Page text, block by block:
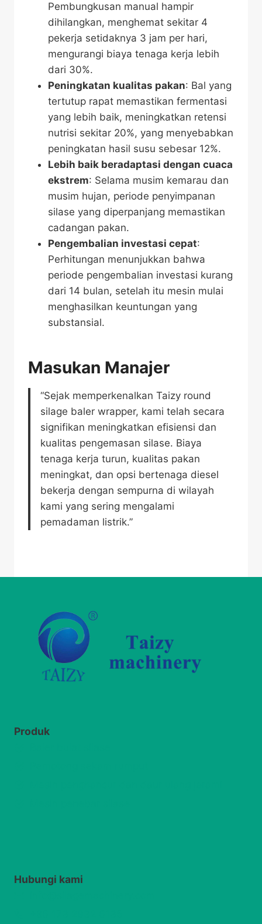
Pembungkusan manual hampir
dihilangkan, menghemat sekitar 4
pekerja setidaknya 3 jam per hari,
mengurangi biaya tenaga kerja lebih
dari 30%.
Peningkatan kualitas pakan: Bal yang
tertutup rapat memastikan fermentasi
yang lebih baik, meningkatkan retensi
nutrisi sekitar 20%, yang menyebabkan
peningkatan hasil susu sebesar 12%.
Lebih baik beradaptasi dengan cuaca
ekstrem: Selama musim kemarau dan
musim hujan, periode penyimpanan
silase yang diperpanjang memastikan
cadangan pakan.
Pengembalian investasi cepat:
Perhitungan menunjukkan bahwa
periode pengembalian investasi kurang
dari 14 bulan, setelah itu mesin mulai
menghasilkan keuntungan yang
substansial.
Masukan Manajer
“Sejak memperkenalkan Taizy round
silage baler wrapper, kami telah secara
signifikan meningkatkan efisiensi dan
kualitas pengemasan silase. Biaya
tenaga kerja turun, kualitas pakan
meningkat, dan opsi bertenaga diesel
bekerja dengan sempurna di wilayah
kami yang sering mengalami
pemadaman listrik.”
Produk
Hubungi kami